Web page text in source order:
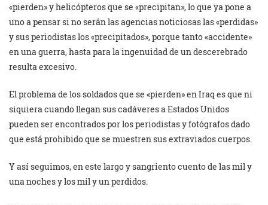
«pierden» y helicópteros que se «precipitan», lo que ya pone a
uno a pensar si no serán las agencias noticiosas las «perdidas»
y sus periodistas los «precipitados», porque tanto «accidente»
en una guerra, hasta para la ingenuidad de un descerebrado
resulta excesivo.
El problema de los soldados que se «pierden» en Iraq es que ni
siquiera cuando llegan sus cadáveres a Estados Unidos
pueden ser encontrados por los periodistas y fotógrafos dado
que está prohibido que se muestren sus extraviados cuerpos.
Y así seguimos, en este largo y sangriento cuento de las mil y
una noches y los mil y un perdidos.